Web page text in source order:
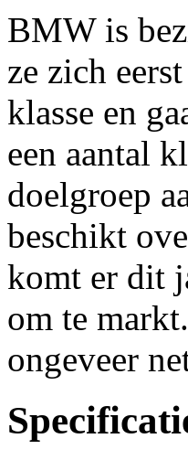
BMW is
ze zich
klasse en
een aantal
doelgroep
beschikt
komt er dit
om te
ongeveer